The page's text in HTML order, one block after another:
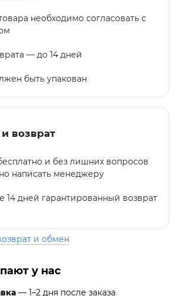
необходимо согласовать с
— до 14 дней
быть упакован
возврат
и без лишних вопросов
написать менеджеру
14 дней гарантированный возврат
и обмен
у нас
— 1–2 дня после заказа